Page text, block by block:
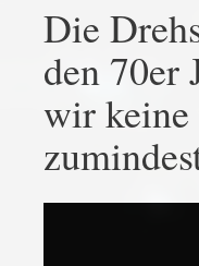
Die
den 70er
wir keine